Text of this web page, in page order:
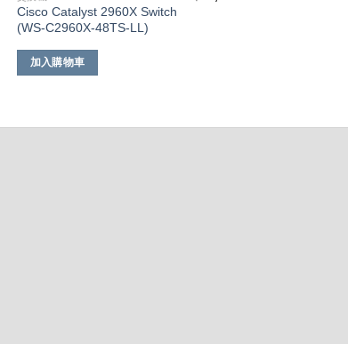
Cisco Catalyst 2960X Switch
(WS-C2960X-48TS-LL)
加入購物車